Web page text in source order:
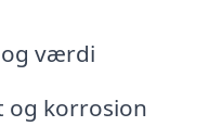
værdi
og korrosion